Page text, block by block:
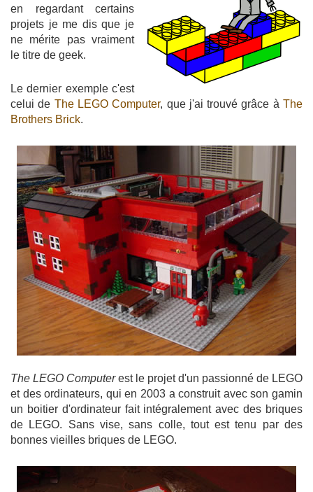
en regardant certains
projets je me dis que je
ne mérite pas vraiment
le titre de geek.
Le dernier exemple c'est
celui de The LEGO Computer, que j'ai trouvé grâce àThe
Brothers Brick.
The LEGO Computerest le projet d'un passionné de LEGO
et des ordinateurs, qui en 2003 a construit avec son gamin
un boitier d'ordinateur fait intégralement avec des briques
de LEGO. Sans vise, sans colle, tout est tenu par des
bonnes vieilles briques de LEGO.